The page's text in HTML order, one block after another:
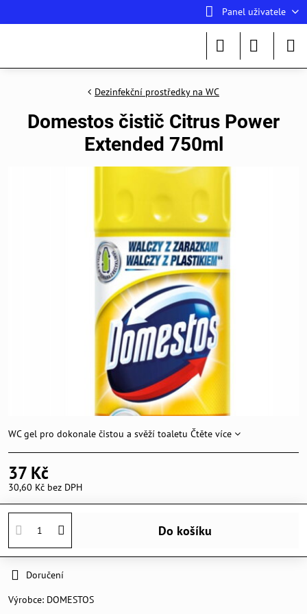
Panel uživatele
Dezinfekční prostředky na WC
Domestos čistič Citrus Power
Extended 750ml
WC gel pro dokonale čistou a svěží toaletu Čtěte více
37 Kč
30,60 Kč bez DPH
Do košíku
Doručení
Výrobce: DOMESTOS